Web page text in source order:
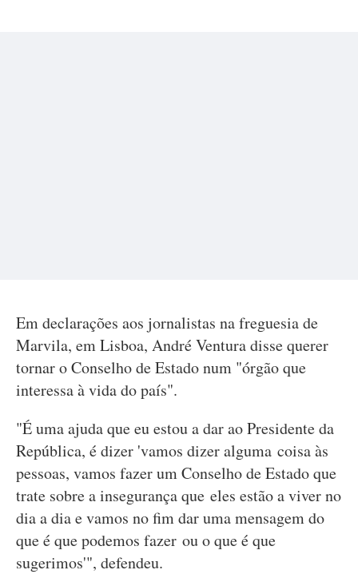
Em declarações aos jornalistas na freguesia de
Marvila, em Lisboa, André Ventura disse querer
tornar o Conselho de Estado num "órgão que
interessa à vida do país".
"É uma ajuda que eu estou a dar ao Presidente da
República, é dizer 'vamos dizer alguma coisa às
pessoas, vamos fazer um Conselho de Estado que
trate sobre a insegurança que eles estão a viver no
dia a dia e vamos no fim dar uma mensagem do
que é que podemos fazer ou o que é que
sugerimos'", defendeu.